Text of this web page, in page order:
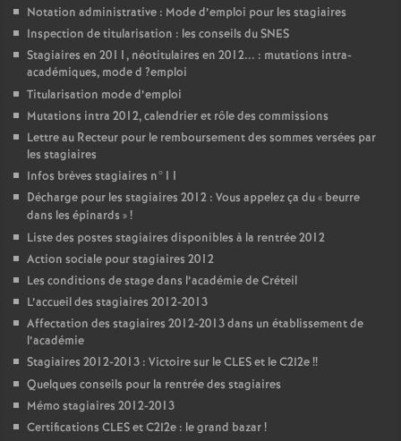
Notation administrative : Mode d’emploi pour les stagiaires
Inspection de titularisation : les conseils duSNES
Stagiaires en 2011, néotitulaires en 2012... : mutations intra-
académiques, mode d ?emploi
Titularisation mode d’emploi
Mutations intra 2012, calendrier et rôle des commissions
Lettre au Recteur pour le remboursement des sommes versées par
les stagiaires
Infos brèves stagiaires n°11
Décharge pour les stagiaires 2012 : Vous appelez ça du « beurre
dans les épinards »!
Liste des postes stagiaires disponibles à la rentrée 2012
Action sociale pour stagiaires 2012
Les conditions de stage dans l’académie de Créteil
L’accueil des stagiaires 2012-2013
Affectation des stagiaires 2012-2013 dans un établissement de
l’académie
Stagiaires 2012-2013 : Victoire sur leCLESet le C2I2e!!
Quelques conseils pour la rentrée des stagiaires
Mémo stagiaires 2012-2013
Certifications CLESet C2I2e : le grand bazar!